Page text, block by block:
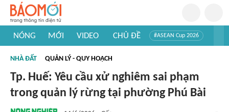
NÓNG MỚI VIDEO CHỦ ĐỀ #ASEAN Cup 2026
#Khám phá thế giới
NHÀ ĐẤT QUẢN LÝ - QUY HOẠCH
Tp. Huế: Yêu cầu xử nghiêm sai phạm
trong quản lý rừng tại phường Phú Bài